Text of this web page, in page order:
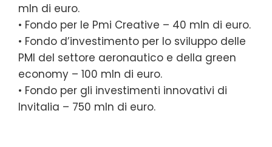
mln di euro.
• Fondo per le Pmi Creative – 40 mln di euro.
• Fondo d’investimento per lo sviluppo delle
PMI del settore aeronautico e della green
economy – 100 mln di euro.
• Fondo per gli investimenti innovativi di
Invitalia – 750 mln di euro.